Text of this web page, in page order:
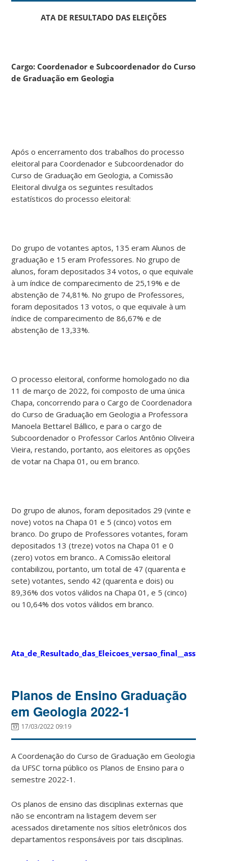
ATA DE RESULTADO DAS ELEIÇÕES
Cargo: Coordenador e Subcoordenador do Curso
de Graduação em Geologia
Após o encerramento dos trabalhos do processo
eleitoral para Coordenador e Subcoordenador do
Curso de Graduação em Geologia, a Comissão
Eleitoral divulga os seguintes resultados
estatísticos do processo eleitoral:
Do grupo de votantes aptos, 135 eram Alunos de
graduação e 15 eram Professores. No grupo de
alunos, foram depositados 34 votos, o que equivale
à um índice de comparecimento de 25,19% e de
abstenção de 74,81%. No grupo de Professores,
foram depositados 13 votos, o que equivale à um
índice de comparecimento de 86,67% e de
abstenção de 13,33%.
O processo eleitoral, conforme homologado no dia
11 de março de 2022, foi composto de uma única
Chapa, concorrendo para o Cargo de Coordenadora
do Curso de Graduação em Geologia a Professora
Manoela Bettarel Bállico, e para o cargo de
Subcoordenador o Professor Carlos Antônio Oliveira
Vieira, restando, portanto, aos eleitores as opções
de votar na Chapa 01, ou em branco.
Do grupo de alunos, foram depositados 29 (vinte e
nove) votos na Chapa 01 e 5 (cinco) votos em
branco. Do grupo de Professores votantes, foram
depositados 13 (treze) votos na Chapa 01 e 0
(zero) votos em branco.. A Comissão eleitoral
contabilizou, portanto, um total de 47 (quarenta e
sete) votantes, sendo 42 (quarenta e dois) ou
89,36% dos votos válidos na Chapa 01, e 5 (cinco)
ou 10,64% dos votos válidos em branco.
Ata_de_Resultado_das_Eleicoes_versao_final__assinado
Planos de Ensino Graduação
em Geologia 2022-1
17/03/2022 09:19
A Coordenação do Curso de Graduação em Geologia
da UFSC torna público os Planos de Ensino para o
semestre 2022-1.
Os planos de ensino das disciplinas externas que
não se encontram na listagem devem ser
acessados diretamente nos sítios eletrônicos dos
departamentos responsáveis por tais disciplinas.